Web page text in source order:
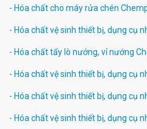
- Hóa chất cho máy rửa chén
- Hóa chất vệ sinh thiết bị, dụng cụ
- Hóa chất tẩy lò nướng, vỉ nướng
- Hóa chất vệ sinh thiết bị, dụng cụ
- Hóa chất vệ sinh thiết bị, dụng cụ
- Hóa chất vệ sinh thiết bị, dụng cụ